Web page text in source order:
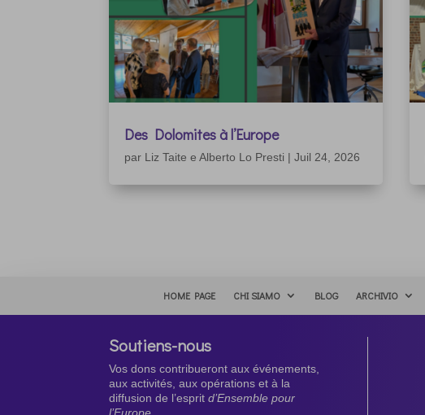
Des Dolomites à l’Europe
par Liz Taite e Alberto Lo Presti |Juil 24, 2026
HOME PAGE CHI SIAMO BLOG ARCHIVIO
Soutiens-nous
Vos dons contribueront aux événements,
aux activités, aux opérations et à la
diffusion de l’espritd’Ensemble pour